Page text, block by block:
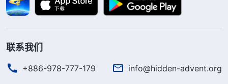
联系我们
+886-978-777-179 info@hidden-advent.org